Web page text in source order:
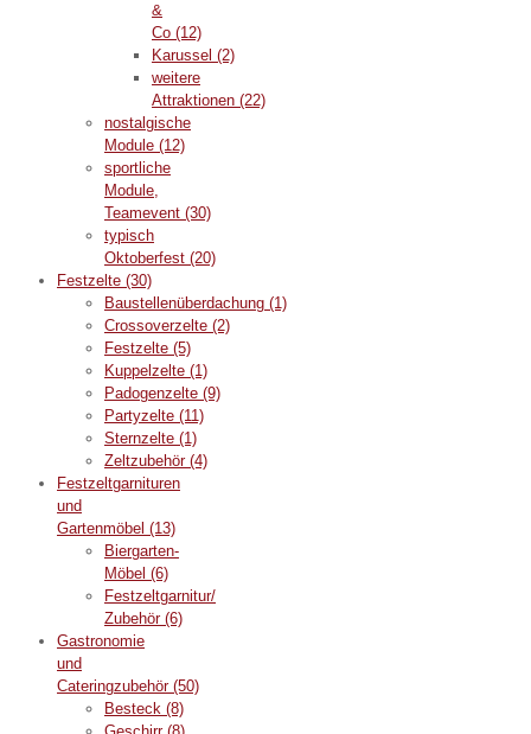
&
Co (12)
Karussel (2)
weitere
Attraktionen (22)
nostalgische
Module (12)
sportliche
Module,
Teamevent (30)
typisch
Oktoberfest (20)
Festzelte (30)
Baustellenüberdachung (1)
Crossoverzelte (2)
Festzelte (5)
Kuppelzelte (1)
Padogenzelte (9)
Partyzelte (11)
Sternzelte (1)
Zeltzubehör (4)
Festzeltgarnituren
und
Gartenmöbel (13)
Biergarten-
Möbel (6)
Festzeltgarnitur/
Zubehör (6)
Gastronomie
und
Cateringzubehör (50)
Besteck (8)